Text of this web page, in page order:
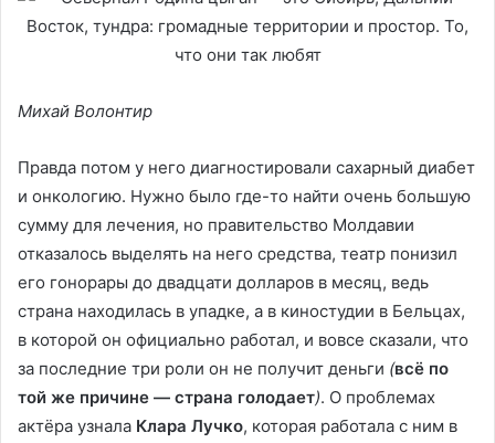
Михай Волонтир
Правда потом у него диагностировали сахарный диабет
и онкологию. Нужно было где-то найти очень большую
сумму для лечения, но правительство Молдавии
отказалось выделять на него средства, театр понизил
его гонорары до двадцати долларов в месяц, ведь
страна находилась в упадке, а в киностудии в Бельцах,
в которой он официально работал, и вовсе сказали, что
за последние три роли он не получит деньги (всё по
той же причине — страна голодает). О проблемах
актёра узнала Клара Лучко, которая работала с ним в